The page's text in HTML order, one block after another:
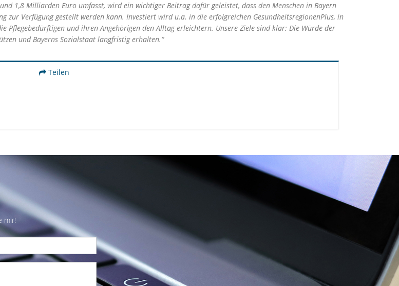
1,8 Milliarden Euro umfasst, wird ein wichtiger Beitrag dafür geleistet, dass den Menschen in Bayern
zur Verfügung gestellt werden kann. Investiert wird u.a. in die erfolgreichen GesundheitsregionenPlus, in
Pflegebedürftigen und ihren Angehörigen den Alltag erleichtern. Unsere Ziele sind klar: Die Würde der
und Bayerns Sozialstaat langfristig erhalten.“
Teilen
mir!